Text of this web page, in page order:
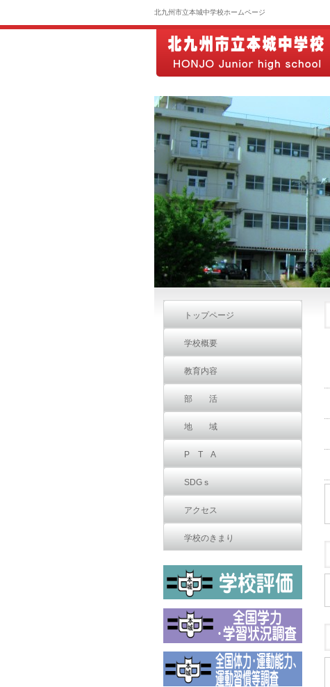
北九州市立本城中学校ホームページ
トップページ
学校概要
教育内容
部 活
地 域
P T A
SDGｓ
アクセス
学校のきまり